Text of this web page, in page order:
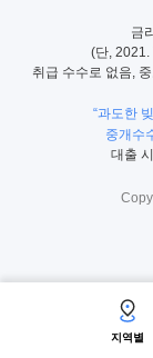
금
(단, 2021.
취급 수수로 없음,
“과도한
중개수
대출
지역별